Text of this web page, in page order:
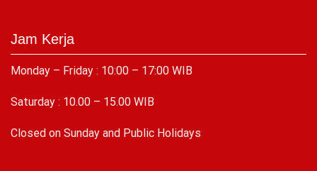
Jam Kerja
Monday – Friday : 10:00 – 17:00 WIB
Saturday : 10.00 – 15.00 WIB
Closed on Sunday and Public Holidays